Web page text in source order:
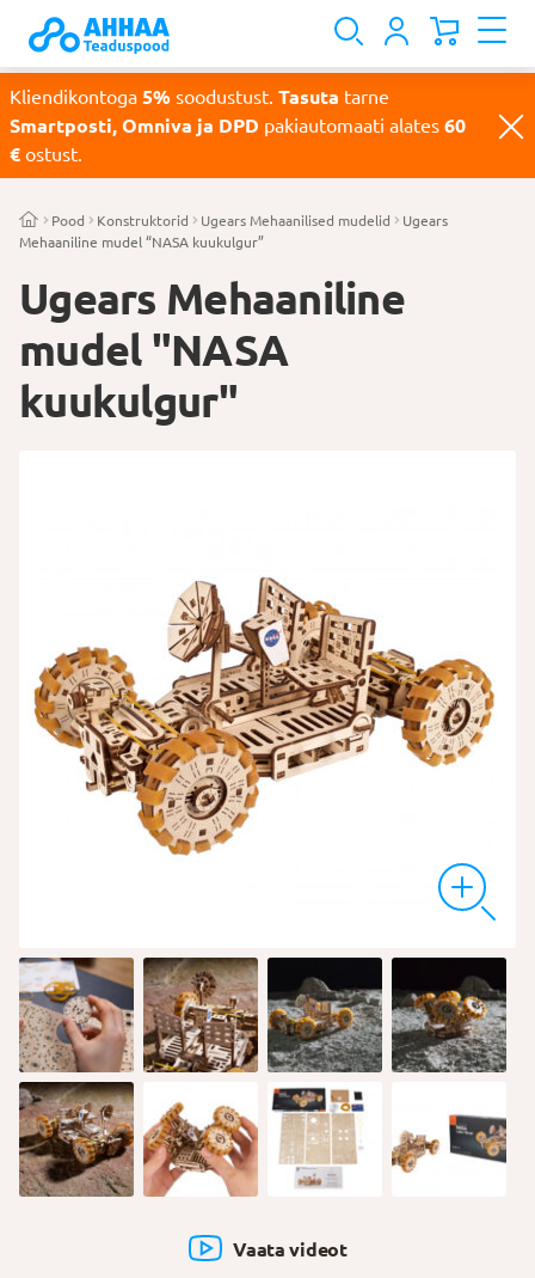
Kliendikontoga 5% soodustust. Tasuta tarne
Smartposti, Omniva ja DPD pakiautomaati alates 60
€ ostust.
Pood Konstruktorid Ugears Mehaanilised mudelid
Ugears
Mehaaniline mudel “NASA kuukulgur”
Ugears Mehaaniline
mudel "NASA
kuukulgur"
Vaata videot